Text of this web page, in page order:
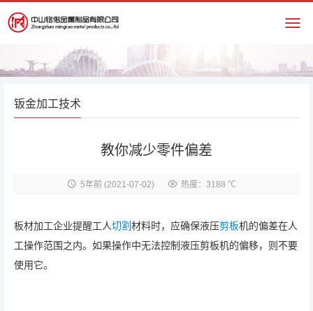
钣金加工技术
教你减少零件偏差
5年前(2021-07-02) 热度：3188 ℃
板材加工企业提醒工人切割材料时，应确保液压剪板机的偏差在人
工操作范围之内。如果操作中无法控制液压剪板机的偏移，则不要
使用它。